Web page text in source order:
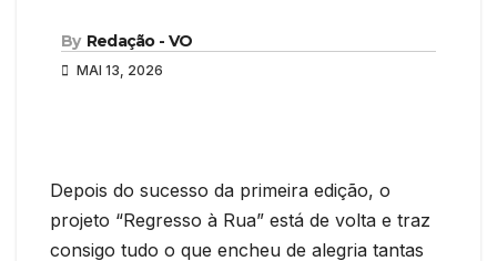
By Redação - VO
MAI 13, 2026
Depois do sucesso da primeira edição, o
projeto “Regresso à Rua” está de volta e traz
consigo tudo o que encheu de alegria tantas